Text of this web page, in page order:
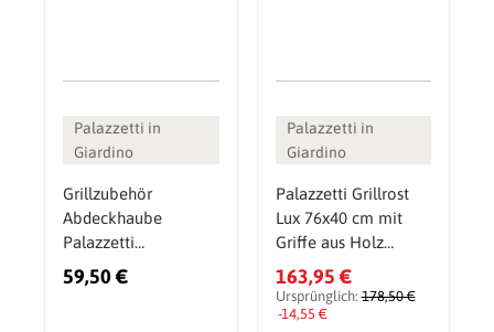
Palazzetti in
Giardino
Grillzubehör
Abdeckhaube
Palazzetti
115x230xh265 cm
Grillabdeckung
59,50 €
Palazzetti in
Giardino
Palazzetti Grillrost
Lux 76x40 cm mit
Griffe aus Holz
(892620030)
163,95 €
Ursprünglich:178,50 €
-14,55 €